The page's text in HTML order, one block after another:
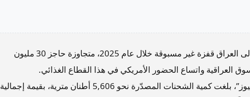
سجلت صادرات المكسرات من الولايات المتحدة إلى العراق قفزة غير مسبوقة خلال عام 2025، متجاوزة حاجز 30 مليون
العراقية واتساع الحضور الأمريكي في هذا القطاع الغذائي.
وبحسب بيانات رسمية اطلعت عليها وكالة “شفق نيوز”، بلغت كمية الشحنات المصدّرة نحو 5,606 أطنان مترية، بقيمة إجمالية